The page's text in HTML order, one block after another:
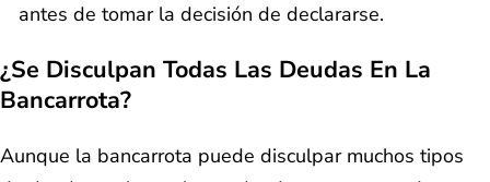
antes de tomar la decisión de declararse.
¿Se Disculpan Todas Las Deudas En La
Bancarrota?
Aunque la bancarrota puede disculpar muchos tipos